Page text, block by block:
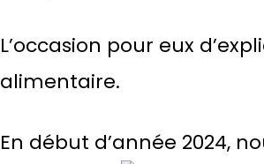
L’occasion pour eux
alimentaire.
En début d’année 2024,